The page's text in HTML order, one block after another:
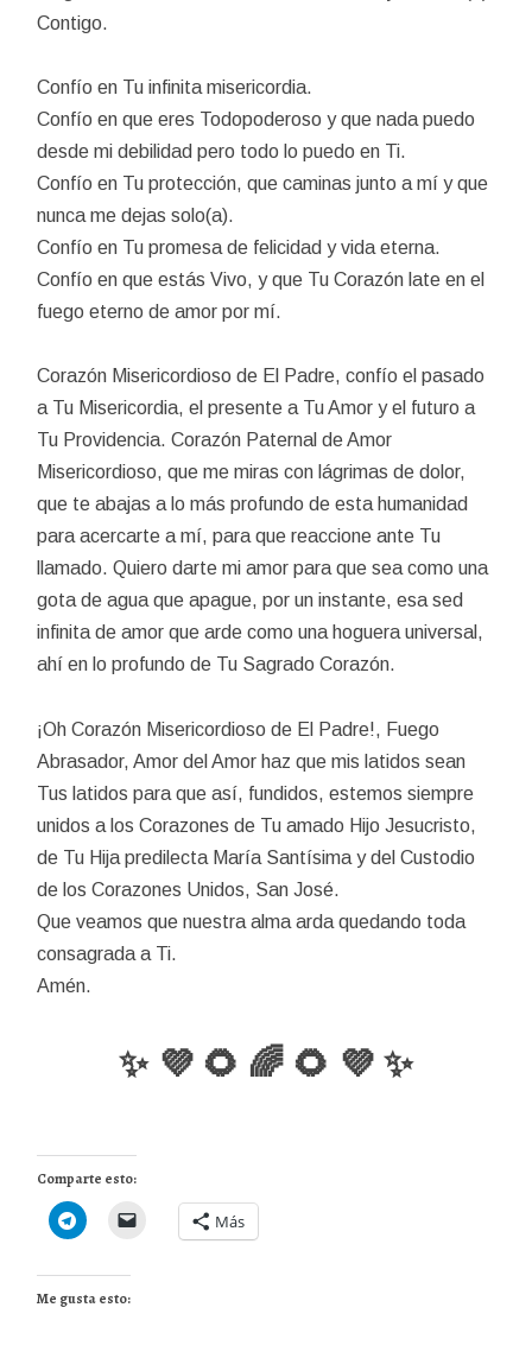
Contigo.
Confío en Tu infinita misericordia.
Confío en que eres Todopoderoso y que nada puedo
desde mi debilidad pero todo lo puedo en Ti.
Confío en Tu protección, que caminas junto a mí y que
nunca me dejas solo(a).
Confío en Tu promesa de felicidad y vida eterna.
Confío en que estás Vivo, y que Tu Corazón late en el
fuego eterno de amor por mí.
Corazón Misericordioso de El Padre, confío el pasado
a Tu Misericordia, el presente a Tu Amor y el futuro a
Tu Providencia. Corazón Paternal de Amor
Misericordioso, que me miras con lágrimas de dolor,
que te abajas a lo más profundo de esta humanidad
para acercarte a mí, para que reaccione ante Tu
llamado. Quiero darte mi amor para que sea como una
gota de agua que apague, por un instante, esa sed
infinita de amor que arde como una hoguera universal,
ahí en lo profundo de Tu Sagrado Corazón.
¡Oh Corazón Misericordioso de El Padre!, Fuego
Abrasador, Amor del Amor haz que mis latidos sean
Tus latidos para que así, fundidos, estemos siempre
unidos a los Corazones de Tu amado Hijo Jesucristo,
de Tu Hija predilecta María Santísima y del Custodio
de los Corazones Unidos, San José.
Que veamos que nuestra alma arda quedando toda
consagrada a Ti.
Amén.
✨ 💜 🌻 🌈 🌻 💜 ✨
Comparte esto:
Más
Me gusta esto: